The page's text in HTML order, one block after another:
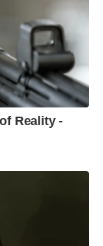
Reality -